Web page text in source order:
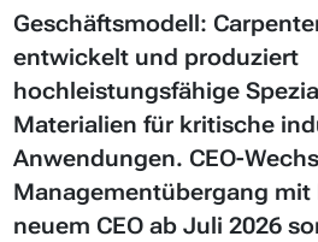
Geschäftsmodell:
entwickelt und produziert
hochleistungsfähige
Materialien für kritische
Anwendungen. CEO-
Managementübergang mit
neuem CEO ab Juli 2026